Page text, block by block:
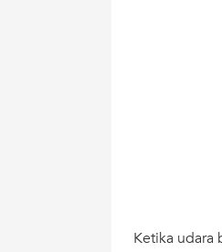
Ketika udara